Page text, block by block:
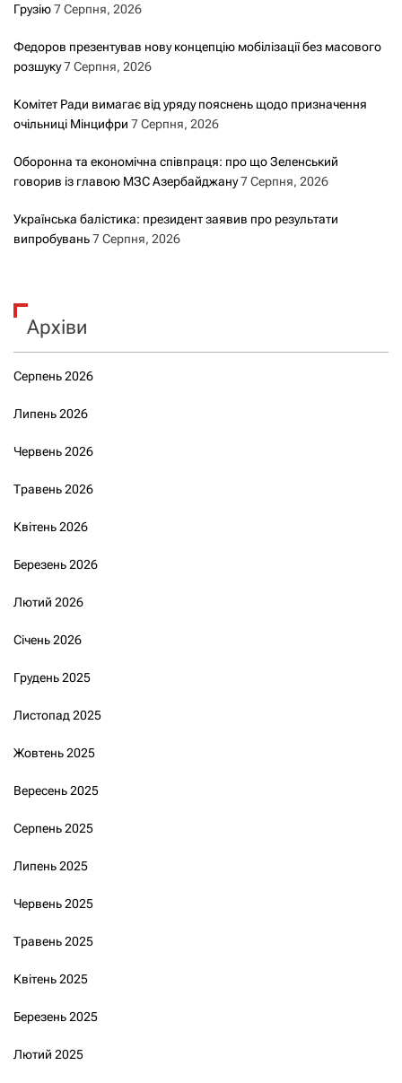
Грузію7 Серпня, 2026
Федоров презентував нову концепцію мобілізації без масового
розшуку7 Серпня, 2026
Комітет Ради вимагає від уряду пояснень щодо призначення
очільниці Мінцифри 7 Серпня, 2026
Оборонна та економічна співпраця: про що Зеленський
говорив із главою МЗС Азербайджану7 Серпня, 2026
Українська балістика: президент заявив про результати
випробувань7 Серпня, 2026
Архіви
Серпень 2026
Липень 2026
Червень 2026
Травень 2026
Квітень 2026
Березень 2026
Лютий 2026
Січень 2026
Грудень 2025
Листопад 2025
Жовтень 2025
Вересень 2025
Серпень 2025
Липень 2025
Червень 2025
Травень 2025
Квітень 2025
Березень 2025
Лютий 2025